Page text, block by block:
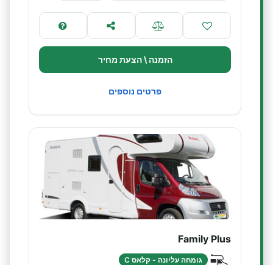
הזמנה \ הצעת מחיר
פרטים נוספים
Family Plus
גומחה עליונה - קלאס C